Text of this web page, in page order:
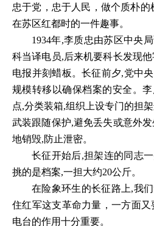
忠于党，忠于人民，做个质朴的
在苏区红都时的一件趣事。
1934年,李质忠由苏区中央
科当译电员,后来机要科长发现
电报并刻蜡板。长征前夕,党中
规模转移以确保档案的安全。
点,分类装箱,组织上设专门的担
武装跟随保护,避免丢失或意外
地销毁,防止泄密。
长征开始后,担架连的同志
挑的是档案,一担大约20公斤。
在险象环生的长征路上,我
住红军这支革命力量，一方面
电台的作用十分重要。